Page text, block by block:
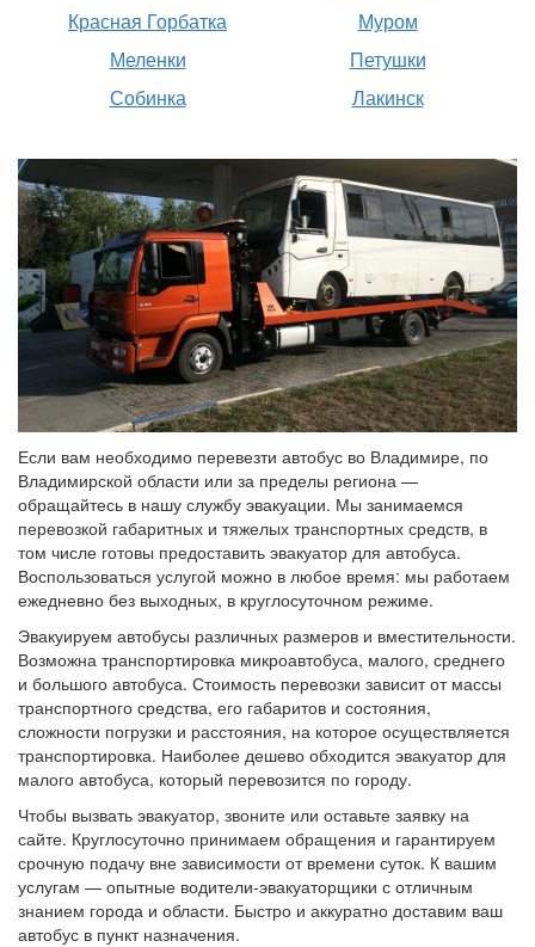
Красная Горбатка
Меленки
Собинка
Муром
Петушки
Лакинск
Если вам необходимо перевезти автобус во Владимире, по
Владимирской области или за пределы региона —
обращайтесь в нашу службу эвакуации. Мы занимаемся
перевозкой габаритных и тяжелых транспортных средств, в
том числе готовы предоставить эвакуатор для автобуса.
Воспользоваться услугой можно в любое время: мы работаем
ежедневно без выходных, в круглосуточном режиме.
Эвакуируем автобусы различных размеров и вместительности.
Возможна транспортировка микроавтобуса, малого, среднего
и большого автобуса. Стоимость перевозки зависит от массы
транспортного средства, его габаритов и состояния,
сложности погрузки и расстояния, на которое осуществляется
транспортировка. Наиболее дешево обходится эвакуатор для
малого автобуса, который перевозится по городу.
Чтобы вызвать эвакуатор, звоните или оставьте заявку на
сайте. Круглосуточно принимаем обращения и гарантируем
срочную подачу вне зависимости от времени суток. К вашим
услугам — опытные водители-эвакуаторщики с отличным
знанием города и области. Быстро и аккуратно доставим ваш
автобус в пункт назначения.